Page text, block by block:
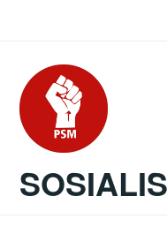
content
SOSIALIS